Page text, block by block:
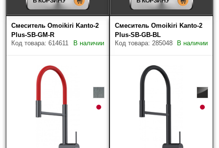
Смеситель Omoikiri Kanto-2
Plus-SB-GM-R
Код товара: 614611
В наличии
Смеситель Omoikiri Kanto-2
Plus-SB-GB-BL
Код товара: 285048
В наличии